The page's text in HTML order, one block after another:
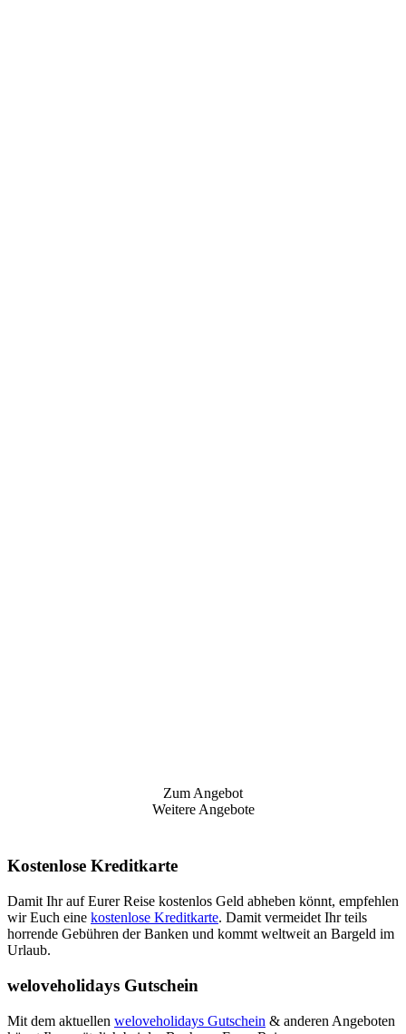
Zum Angebot
Weitere Angebote
Kostenlose Kreditkarte
Damit Ihr auf Eurer Reise kostenlos Geld abheben könnt, empfehlen
wir Euch eine kostenlose Kreditkarte. Damit vermeidet Ihr teils
horrende Gebühren der Banken und kommt weltweit an Bargeld im
Urlaub.
weloveholidays Gutschein
Mit dem aktuellen weloveholidays Gutschein & anderen Angeboten